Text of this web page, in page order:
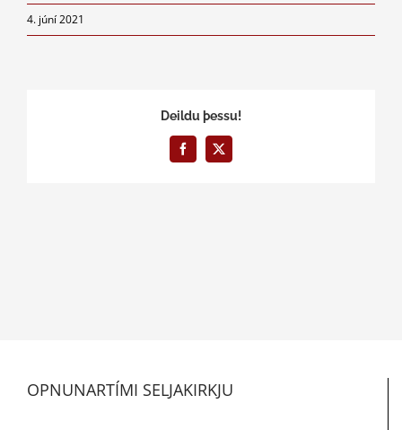
4. júní 2021
Deildu þessu!
Facebook
X
OPNUNARTÍMI SELJAKIRKJU